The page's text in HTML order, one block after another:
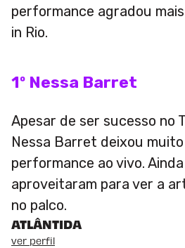
performance agradou
in Rio.
1º Nessa Barret
Apesar de ser sucesso no
Nessa Barret deixou
performance ao vivo.
aproveitaram para ver a
no palco.
ATLÂNTIDA
ver perfil